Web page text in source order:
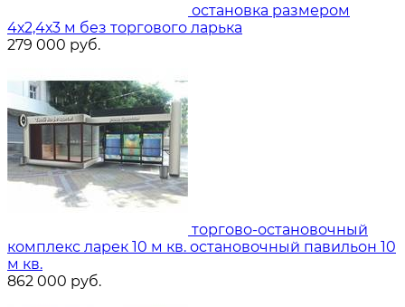
остановка размером
4х2,4х3 м без торгового ларька
279 000 руб.
торгово-остановочный
комплекс ларек 10 м кв. остановочный павильон 10
м кв.
862 000 руб.